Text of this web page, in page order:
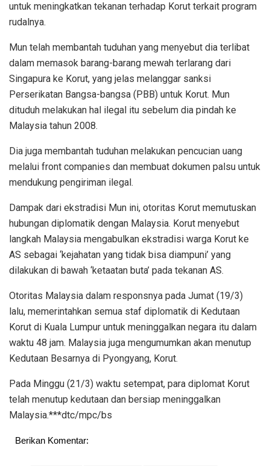
untuk meningkatkan tekanan terhadap Korut terkait program
rudalnya.
Mun telah membantah tuduhan yang menyebut dia terlibat
dalam memasok barang-barang mewah terlarang dari
Singapura ke Korut, yang jelas melanggar sanksi
Perserikatan Bangsa-bangsa (PBB) untuk Korut. Mun
dituduh melakukan hal ilegal itu sebelum dia pindah ke
Malaysia tahun 2008.
Dia juga membantah tuduhan melakukan pencucian uang
melalui front companies dan membuat dokumen palsu untuk
mendukung pengiriman ilegal.
Dampak dari ekstradisi Mun ini, otoritas Korut memutuskan
hubungan diplomatik dengan Malaysia. Korut menyebut
langkah Malaysia mengabulkan ekstradisi warga Korut ke
AS sebagai ‘kejahatan yang tidak bisa diampuni’ yang
dilakukan di bawah ‘ketaatan buta’ pada tekanan AS.
Otoritas Malaysia dalam responsnya pada Jumat (19/3)
lalu, memerintahkan semua staf diplomatik di Kedutaan
Korut di Kuala Lumpur untuk meninggalkan negara itu dalam
waktu 48 jam. Malaysia juga mengumumkan akan menutup
Kedutaan Besarnya di Pyongyang, Korut.
Pada Minggu (21/3) waktu setempat, para diplomat Korut
telah menutup kedutaan dan bersiap meninggalkan
Malaysia.***dtc/mpc/bs
Berikan Komentar: